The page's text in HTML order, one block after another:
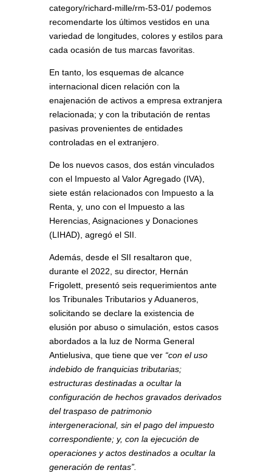
category/richard-mille/rm-53-01/ podemos
recomendarte los últimos vestidos en una
variedad de longitudes, colores y estilos para
cada ocasión de tus marcas favoritas.
En tanto, los esquemas de alcance
internacional dicen relación con la
enajenación de activos a empresa extranjera
relacionada; y con la tributación de rentas
pasivas provenientes de entidades
controladas en el extranjero.
De los nuevos casos, dos están vinculados
con el Impuesto al Valor Agregado (IVA),
siete están relacionados con Impuesto a la
Renta, y, uno con el Impuesto a las
Herencias, Asignaciones y Donaciones
(LIHAD), agregó el SII.
Además, desde el SII resaltaron que,
durante el 2022, su director, Hernán
Frigolett, presentó seis requerimientos ante
los Tribunales Tributarios y Aduaneros,
solicitando se declare la existencia de
elusión por abuso o simulación, estos casos
abordados a la luz de Norma General
Antielusiva, que tiene que ver “con el uso
indebido de franquicias tributarias;
estructuras destinadas a ocultar la
configuración de hechos gravados derivados
del traspaso de patrimonio
intergeneracional, sin el pago del impuesto
correspondiente; y, con la ejecución de
operaciones y actos destinados a ocultar la
generación de rentas”.